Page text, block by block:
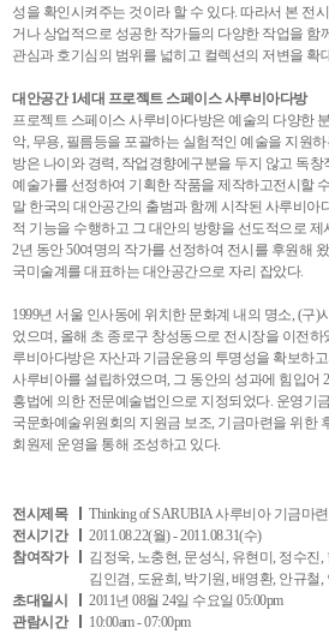
성을 확인시켜주는 것이라 할 수 있다. 따라서 본 전
거나 상업적으로 성공한 작가들의 다양한 작업을 함
관심과 호기심의 범위를 넓히고 컬렉션의 저변을 확
대안공간 1세대 프로젝트 스페이스 사루비아다방
프로젝트 스페이스 사루비아다방은 예술의 다양한
악, 무용, 필름등을 포괄하는 실험적인 예술을 지원
방은 나이와 경력, 작업경향에구분을 두지 않고 독
예술가를 선정하여 기획한 작품을 제작하고전시할
말 한국의 대안공간의 출범과 함께 시작된 사루비아
적 기능을 수행하고 그 대안의 방향을 선도적으로
2년 동안 50여명의 작가를 선정하여 전시를 후원해
국미술계를 대표하는 대안공간으로 자리 잡았다.
1999년 서울 인사동에 위치한 문화계 내의 명소, (구)
었으며, 올해 초 종로구 창성동으로 전시장을 이전
루비아다방은 자산과 기금운용의 투명성을 확보하
사루비아를 설립하였으며, 그 동안의 성과에 힘입어
흥법에 의한 전문예술법인으로 지정되었다. 운영기
국문화예술위원회의 지원금 보조, 기금마련을 위한
회원제 운영을 통해 조성하고 있다.
전시제목
Thinking of SARUBIA 사루비아 기금마
전시기간
2011.08.22(월) - 2011.08.31(수)
참여작가
김정욱, 노충현, 문성식, 유현미, 정수진
김인겸, 도윤희, 박기원, 배영환, 안규철,
초대일시
2011년 08월 24일 수요일 05:00pm
관람시간
10:00am - 07:00pm